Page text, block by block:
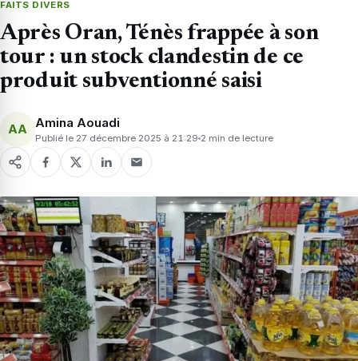
FAITS DIVERS
Après Oran, Ténès frappée à son
tour : un stock clandestin de ce
produit subventionné saisi
AA Amina Aouadi
Publié le 27 décembre 2025 à 21:29 2 min de lecture